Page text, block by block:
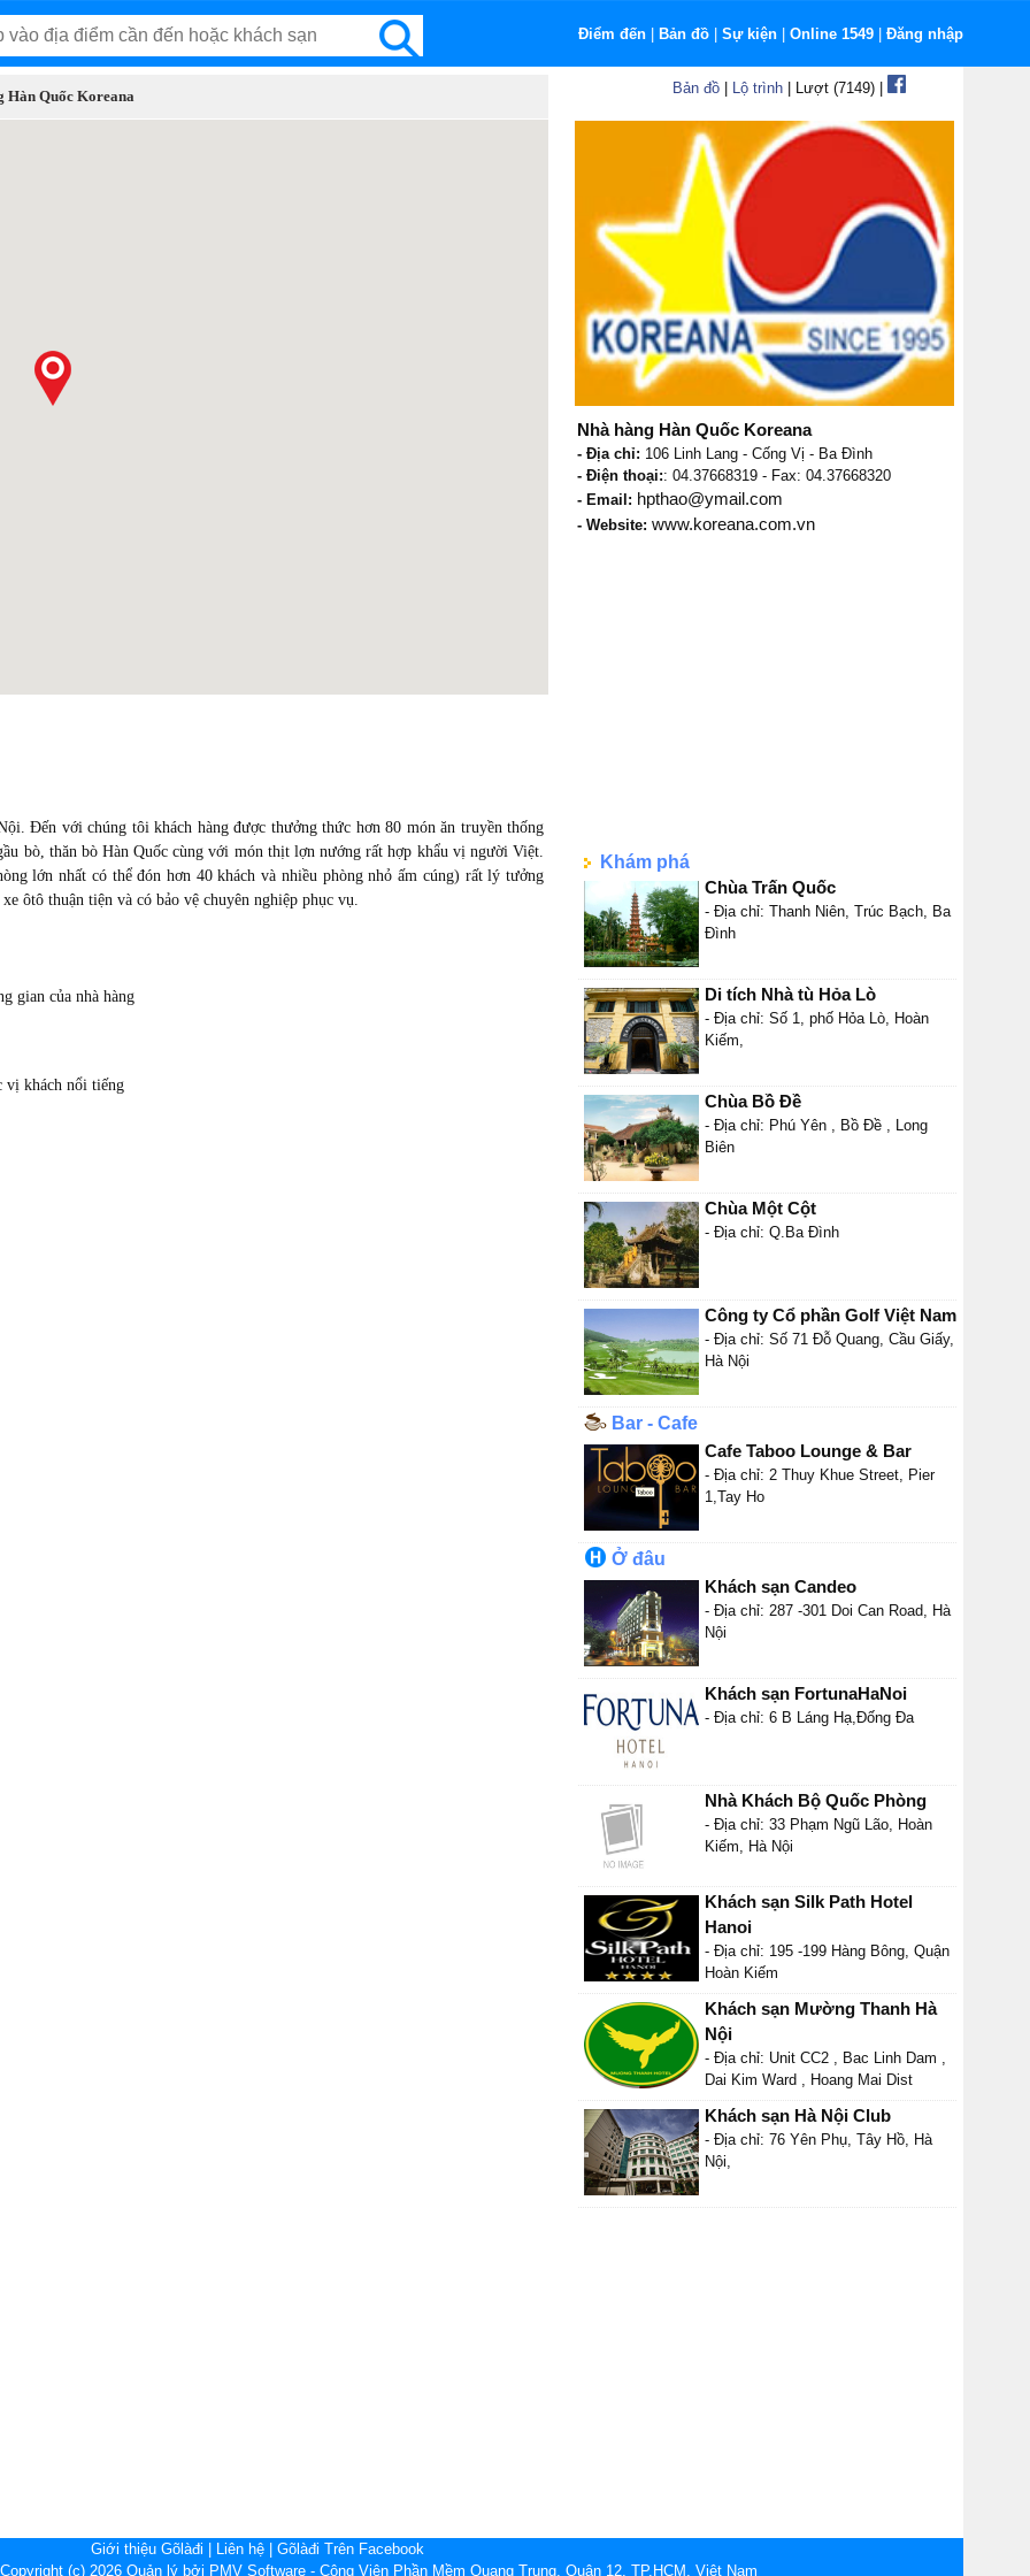
Điểm đến Bản đồ Sự kiện Online 1549 Đăng nhập
Hàn Quốc Koreana
Đến với chúng tôi khách hàng được thưởng thức hơn 80 món ăn truyền thống
bò, thăn bò Hàn Quốc cùng với món thịt lợn nướng rất hợp khẩu vị người Việt.
lớn nhất có thể đón hơn 40 khách và nhiều phòng nhỏ ấm cúng) rất lý tưởng
ôtô thuận tiện và có bảo vệ chuyên nghiệp phục vụ.
gian của nhà hàng
vị khách nổi tiếng
Bản đồ| Lộ trình| Lượt (7149) |
Nhà hàng Hàn Quốc Koreana
- Địa chỉ: 106 Linh Lang - Cống Vị - Ba Đình
- Điện thoại:: 04.37668319 - Fax: 04.37668320
- Email: hpthao@ymail.com
- Website: www.koreana.com.vn
Khám phá
Chùa Trấn Quốc
- Địa chỉ: Thanh Niên, Trúc Bạch, Ba
Đình
Di tích Nhà tù Hỏa Lò
- Địa chỉ: Số 1, phố Hỏa Lò, Hoàn
Kiếm,
Chùa Bồ Đề
- Địa chỉ: Phú Yên , Bồ Đề , Long
Biên
Chùa Một Cột
- Địa chỉ: Q.Ba Đình
Công ty Cổ phần Golf Việt Nam
- Địa chỉ: Số 71 Đỗ Quang, Cầu Giấy,
Hà Nội
Bar - Cafe
Cafe Taboo Lounge & Bar
- Địa chỉ: 2 Thuy Khue Street, Pier
1,Tay Ho
Ở đâu
Khách sạn Candeo
- Địa chỉ: 287 -301 Doi Can Road, Hà
Nội
Khách sạn FortunaHaNoi
- Địa chỉ: 6 B Láng Hạ,Đống Đa
Nhà Khách Bộ Quốc Phòng
- Địa chỉ: 33 Phạm Ngũ Lão, Hoàn
Kiếm, Hà Nội
Khách sạn Silk Path Hotel
Hanoi
- Địa chỉ: 195 -199 Hàng Bông, Quận
Hoàn Kiếm
Khách sạn Mường Thanh Hà
Nội
- Địa chỉ: Unit CC2 , Bac Linh Dam ,
Dai Kim Ward , Hoang Mai Dist
Khách sạn Hà Nội Club
- Địa chỉ: 76 Yên Phụ, Tây Hồ, Hà
Nội,
Giới thiệu Gõlàđi Liên hệ
Gõlàđi Trên Facebook
(c) 2026 Quản lý bởi PMV Software - Công Viên Phần Mềm Quang Trung, Quận 12, TP.HCM, Việt Nam